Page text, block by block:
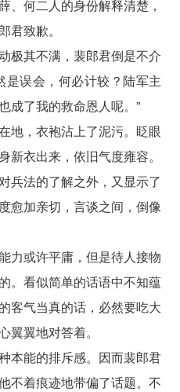
、何二人的身份解释清楚，
君致歉。
极其不满，裴郎君倒是不介
是误会，何必计较？陆军主
成了我的救命恩人呢。”
地，衣袍沾上了泥污。眨眼
新衣出来，依旧气度雍容。
兵法的了解之外，又显示了
愈加亲切，言谈之间，倒像
力或许平庸，但是待人接物
。看似简单的话语中不知蕴
客气当真的话，必然要吃大
翼翼地对答着。
本能的排斥感。因而裴郎君
不着痕迹地带偏了话题。不